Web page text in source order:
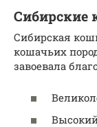
Сибирские
Сибирская
кошачьих
завоевала